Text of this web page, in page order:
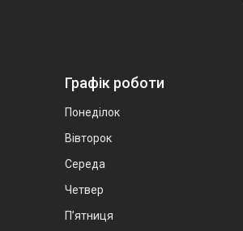
Графік роботи
Понеділок
Вівторок
Середа
Четвер
Пʼятниця